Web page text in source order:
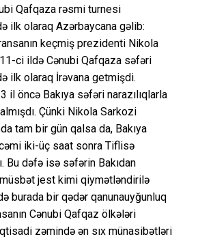
Qafqaza rəsmi turnesi
ilk olaraq Azərbaycana gəlib:
keçmiş prezidenti Nikola
ci ildə Cənubi Qafqaza səfəri
ilk olaraq İrəvana getmişdi.
il öncə Bakıya səfəri narazılıqlarla
Çünki Nikola Sarkozi
tam bir gün qalsa da, Bakıya
iki-üç saat sonra Tiflisə
Bu dəfə isə səfərin Bakıdan
jest kimi qiymətləndirilə
burada bir qədər qanunauyğunluq
Cənubi Qafqaz ölkələri
zəmində ən sıx münasibətləri